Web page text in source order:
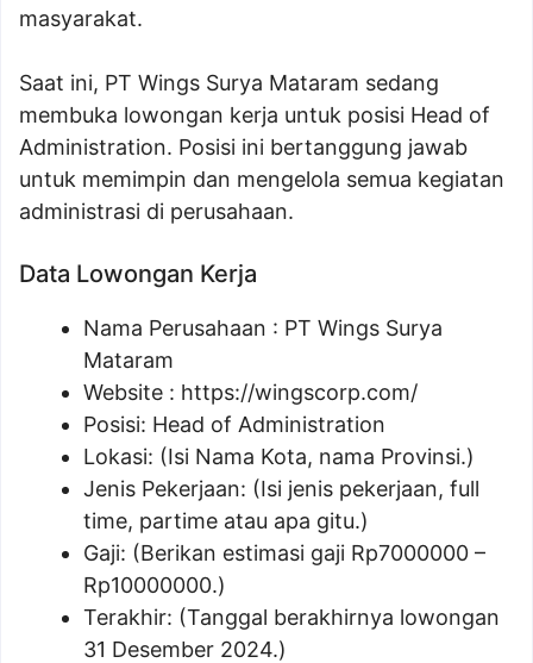
masyarakat.
Saat ini, PT Wings Surya Mataram sedang
membuka lowongan kerja untuk posisi Head of
Administration. Posisi ini bertanggung jawab
untuk memimpin dan mengelola semua kegiatan
administrasi di perusahaan.
Data Lowongan Kerja
Nama Perusahaan : PT Wings Surya
Mataram
Website : https://wingscorp.com/
Posisi: Head of Administration
Lokasi: (Isi Nama Kota, nama Provinsi.)
Jenis Pekerjaan: (Isi jenis pekerjaan, full
time, partime atau apa gitu.)
Gaji: (Berikan estimasi gaji Rp7000000 –
Rp10000000.)
Terakhir: (Tanggal berakhirnya lowongan
31 Desember 2024.)